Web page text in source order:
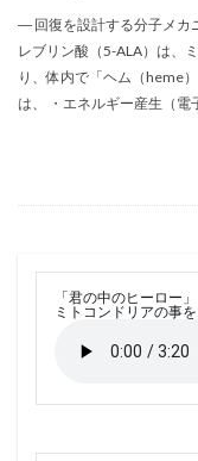
― 回復を設計する分子メカ
レブリン酸（5-ALA）は、
り、体内で「ヘム（heme
は、 ・エネルギー産生（
「君の中のヒーロー」
ミトコンドリアの事